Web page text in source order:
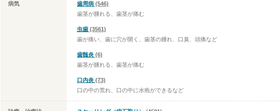
病気 歯周病 (546)
歯茎が腫れる、歯茎が痛む
虫歯 (3561)
歯が痛い、歯に穴が開く、歯茎の腫れ、口臭、頭痛など
歯髄炎 (6)
歯茎が腫れる、歯茎が痛む
口内炎 (73)
口の中の荒れ、口の中に水疱ができるなど